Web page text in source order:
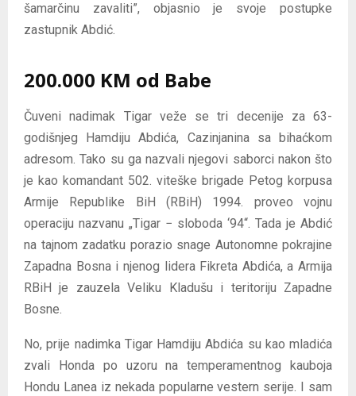
šamarčinu zavaliti”, objasnio je svoje postupke
zastupnik Abdić.
200.000 KM od Babe
Čuveni nadimak Tigar veže se tri decenije za 63-
godišnjeg Hamdiju Abdića, Cazinjanina sa bihaćkom
adresom. Tako su ga nazvali njegovi saborci nakon što
je kao komandant 502. viteške brigade Petog korpusa
Armije Republike BiH (RBiH) 1994. proveo vojnu
operaciju nazvanu „Tigar − sloboda ‘94“. Tada je Abdić
na tajnom zadatku porazio snage Autonomne pokrajine
Zapadna Bosna i njenog lidera Fikreta Abdića, a Armija
RBiH je zauzela Veliku Kladušu i teritoriju Zapadne
Bosne.
No, prije nadimka Tigar Hamdiju Abdića su kao mladića
zvali Honda po uzoru na temperamentnog kauboja
Hondu Lanea iz nekada popularne vestern serije. I sam